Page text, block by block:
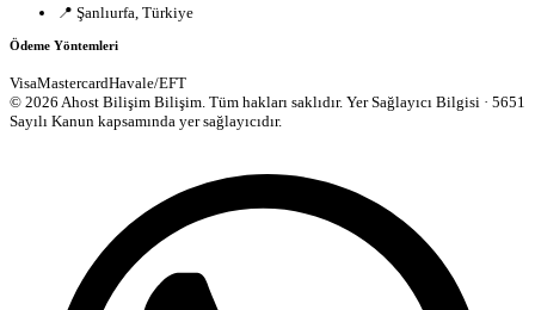
📍 Şanlıurfa, Türkiye
Ödeme Yöntemleri
VisaMastercardHavale/EFT
© 2026 Ahost Bilişim Bilişim. Tüm hakları saklıdır. Yer Sağlayıcı Bilgisi · 5651
Sayılı Kanun kapsamında yer sağlayıcıdır.